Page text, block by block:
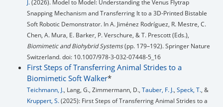
J.(2026). Model to Model: Understanding the Venus Flytrap
Snapping Mechanism and Transferring It to a 3D-Printed Bistable
Soft Robotic Demonstrator. In A. Jiménez Rodríguez, R. Mestre, C.
Chen, A. Mura, E. Barker, P. Verschure, & T. Prescott (Eds.),
Biomimetic and Biohybrid Systems(pp. 179–192). Springer Nature
Switzerland. doi: 10.1007/978-3-032-07448-5_16
First Steps of Transferring Animal Strides to a
Biomimetic Soft Walker*
Teichmann, J., Lang, G., Zimmermann, D., Tauber, F. J., Speck, T., &
Kruppert, S.(2025): First Steps of Transferring Animal Strides to a